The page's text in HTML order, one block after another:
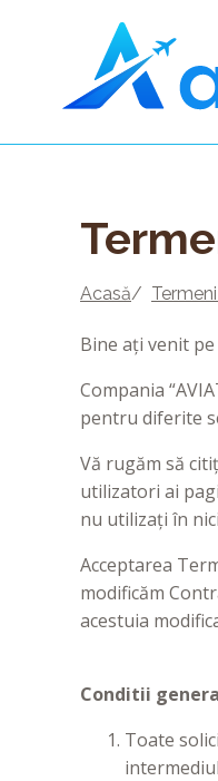
Acasă/
Bine ați venit
Compania
pentru diferite
Vă rugăm să
utilizatori ai
nu utilizați în
Acceptarea
modificăm
acestuia
Conditii
Toate